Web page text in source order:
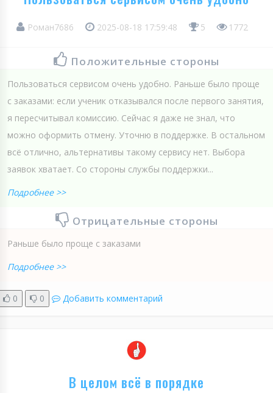
Роман7686 2025-08-18 17:59:48 5 1772
Положительные стороны
Пользоваться сервисом очень удобно. Раньше было проще
с заказами: если ученик отказывался после первого занятия,
я пересчитывал комиссию. Сейчас я даже не знал, что
можно оформить отмену. Уточню в поддержке. В остальном
всё отлично, альтернативы такому сервису нет. Выбора
заявок хватает. Со стороны службы поддержки...
Подробнее >>
Отрицательные стороны
Раньше было проще с заказами
Подробнее >>
0 0 Добавить комментарий
В целом всё в порядке